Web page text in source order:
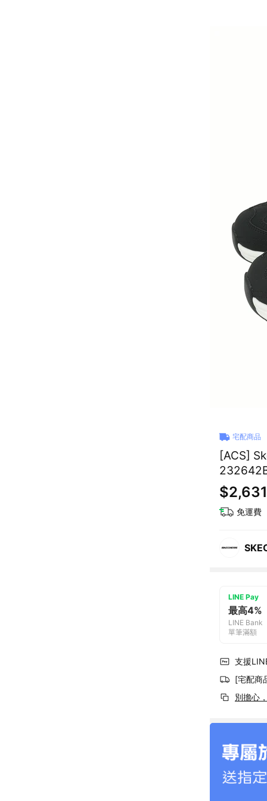
宅配商品
[ACS]
$2,631
免運費
LINE Pay
最高4%
LINE Bank
單筆滿額
支援
[宅配商
別擔心